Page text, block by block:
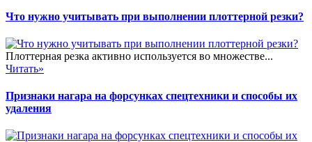
Что нужно учитывать при выполнении плоттерной резки?
Плоттерная резка активно используется во множестве...
Читать»
Признаки нагара на форсунках спецтехники и способы их
удаления